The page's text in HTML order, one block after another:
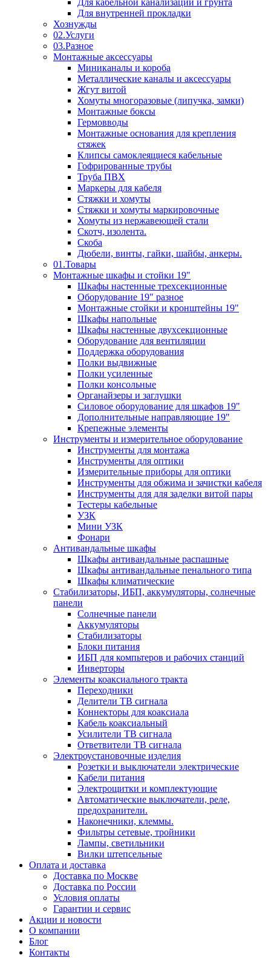
Для кабельной канализации и грунта
Для внутренней прокладки
Хознужды
02.Услуги
03.Разное
Монтажные аксессуары
Миниканалы и короба
Металлические каналы и аксессуары
Жгут витой
Хомуты многоразовые (липучка, замки)
Монтажные боксы
Гермовводы
Монтажные основания для крепления
стяжек
Клипсы самоклеящиеся кабельные
Гофрированные трубы
Труба ПВХ
Маркеры для кабеля
Стяжки и хомуты
Стяжки и хомуты маркировочные
Хомуты из нержавеющей стали
Скотч, изолента.
Скоба
Дюбели, винты, гайки, шайбы, анкеры.
01.Товары
Монтажные шкафы и стойки 19"
Шкафы настенные трехсекционные
Оборудование 19" разное
Монтажные стойки и кронштейны 19"
Шкафы напольные
Шкафы настенные двухсекционные
Оборудование для вентиляции
Поддержка оборудования
Полки выдвижные
Полки усиленные
Полки консольные
Органайзеры и заглушки
Силовое оборудование для шкафов 19"
Дополнительные направляющие 19"
Крепежные элементы
Инструменты и измерительное оборудование
Инструменты для монтажа
Инструменты для оптики
Измерительные приборы для оптики
Инструменты для обжима и зачистки кабеля
Инструменты для для заделки витой пары
Тестеры кабельные
УЗК
Мини УЗК
Фонари
Антивандальные шкафы
Шкафы антивандальные распашные
Шкафы антивандальные пенального типа
Шкафы климатические
Стабилизаторы, ИБП, аккумуляторы, солнечные
панели
Солнечные панели
Аккумуляторы
Стабилизаторы
Блоки питания
ИБП для компьтеров и рабочих станций
Инверторы
Элементы коаксиального тракта
Переходники
Делители ТВ сигнала
Коннекторы для коаксиала
Кабель коаксиальный
Усилители ТВ сигнала
Ответвители ТВ сигнала
Электроустановочные изделия
Розетки и выключатели электрические
Кабели питания
Электрощитки и комплектующие
Автоматические выключатели, реле,
предохранители.
Наконечники, клеммы.
Фильтры сетевые, тройники
Лампы, светильники
Вилки штепсельные
Оплата и доставка
Доставка по Москве
Доставка по России
Условия оплаты
Гарантии и сервис
Акции и новости
О компании
Блог
Контакты